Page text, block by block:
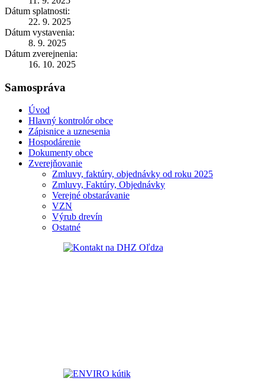
Dátum splatnosti:
22. 9. 2025
Dátum vystavenia:
8. 9. 2025
Dátum zverejnenia:
16. 10. 2025
Samospráva
Úvod
Hlavný kontrolór obce
Zápisnice a uznesenia
Hospodárenie
Dokumenty obce
Zverejňovanie
Zmluvy, faktúry, objednávky od roku 2025
Zmluvy, Faktúry, Objednávky
Verejné obstarávanie
VZN
Výrub drevín
Ostatné